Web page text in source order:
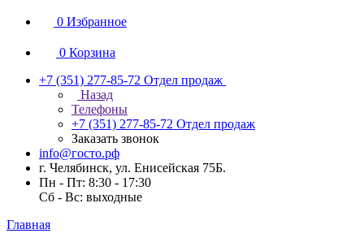
0 Избранное
0 Корзина
+7 (351) 277-85-72 Отдел продаж
Назад
Телефоны
+7 (351) 277-85-72 Отдел продаж
Заказать звонок
info@госто.рф
г. Челябинск, ул. Енисейская 75Б.
Пн - Пт: 8:30 - 17:30
Сб - Вс: выходные
Главная